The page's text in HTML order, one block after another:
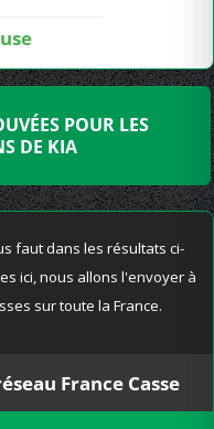
POUR LES
DE KIA
faut dans les résultats ci-
ici, nous allons l'envoyer à
sur toute la France.
France Casse